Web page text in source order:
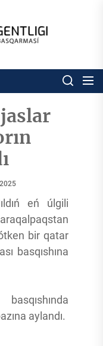
Respublikası
basqarması
eń úlgili
ótken bir qatar
basqıshına
aylandı.